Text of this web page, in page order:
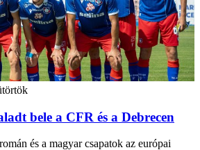
bele a CFR és a Debrecen
és a magyar csapatok az európai